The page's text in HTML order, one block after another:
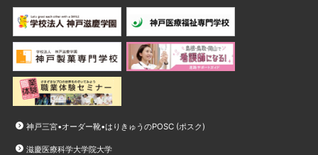
神戸三宮•オーダー靴•はりきゅうのPOSC (ポスク)
滋慶医療科学大学院大学